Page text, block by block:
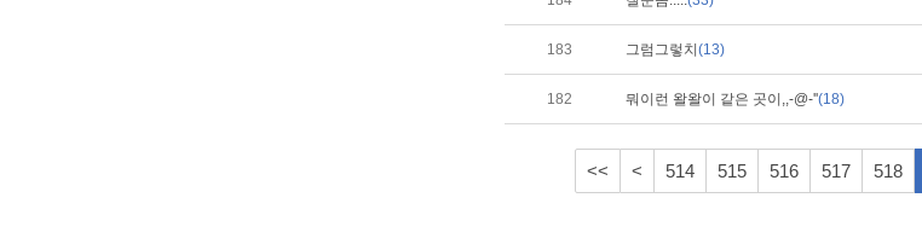
183 그럼그렇치 (13)
182 뭐이런 왈왈이 같은 곳이,,-@-''(18)
<< < 514 515 516 517 518